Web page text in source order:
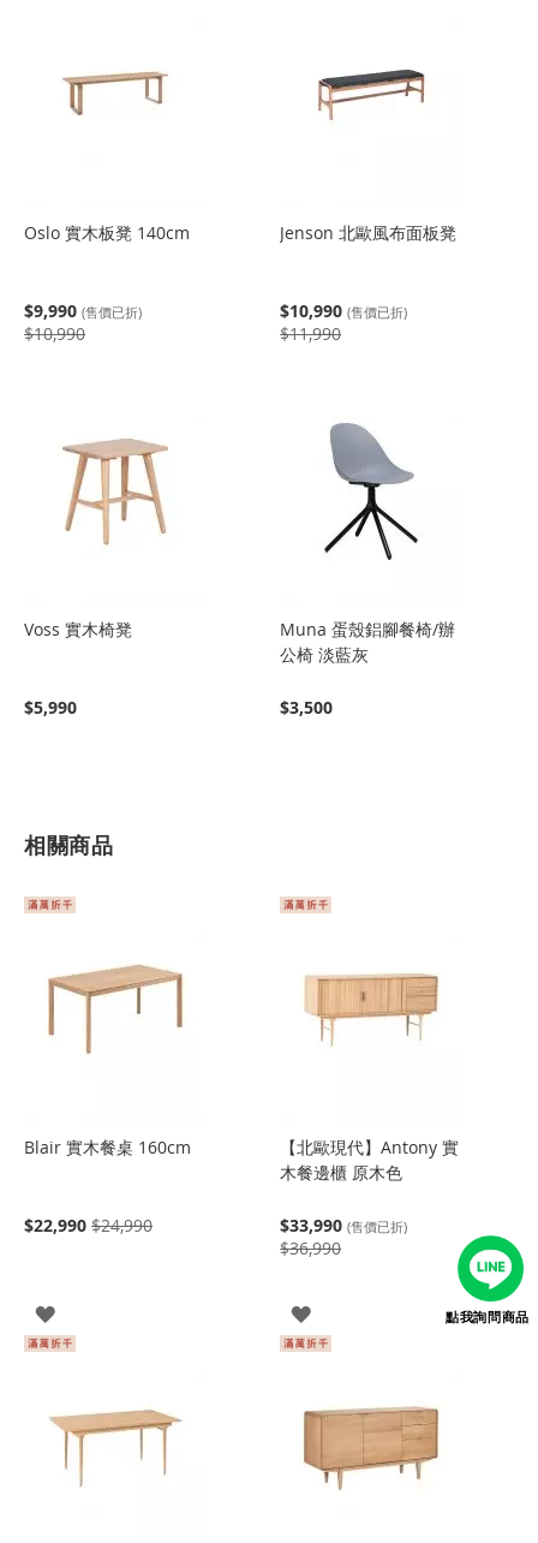
Oslo 實木板凳 140cm
$9,990 (售價已折)
$10,990
Jenson 北歐風布面板凳
$10,990 (售價已折)
$11,990
Voss 實木椅凳
$5,990
Muna 蛋殼鋁腳餐椅/辦
公椅 淡藍灰
$3,500
相關商品
Blair 實木餐桌 160cm
$22,990 $24,990
登
入
【北歐現代】Antony 實
木餐邊櫃 原木色
$33,990 (售價已折)
$36,990
登
入
點我詢問商品